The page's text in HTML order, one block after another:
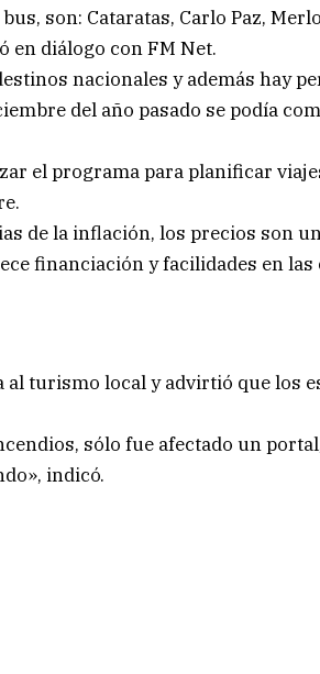
son: Cataratas, Carlo Paz,
en diálogo con FM Net.
nacionales y además hay
del año pasado se podía
el programa para planificar
de la inflación, los precios son
financiación y facilidades en las
turismo local y advirtió que los
sólo fue afectado un
indicó.